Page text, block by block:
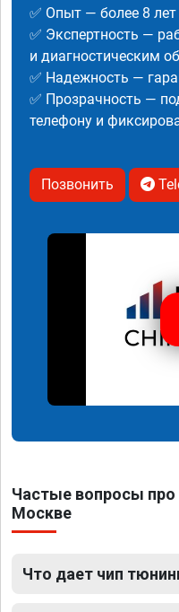
✅ Опыт — более 8
✅ Экспертность —
и диагностическим
✅ Надежность —
✅ Прозрачность —
телефону и
Позвонить
Частые вопросы про
Москве
Что дает чип